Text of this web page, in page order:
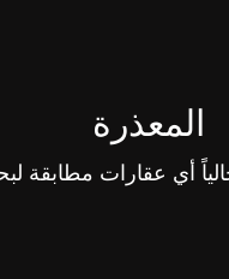
المعذرة
أي عقارات مطابقة